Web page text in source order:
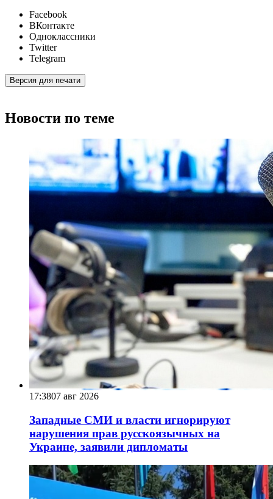
Facebook
ВКонтакте
Одноклассники
Twitter
Telegram
Версия для печати
Новости по теме
17:3807 авг 2026
Западные СМИ и власти игнорируют
нарушения прав русскоязычных на
Украине, заявили дипломаты